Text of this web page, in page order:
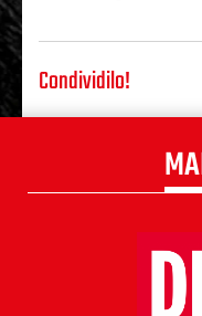
Condividilo!